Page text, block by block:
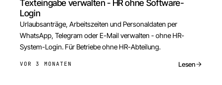
Texteingabe verwalten - HR ohne Software-
Login
Urlaubsanträge, Arbeitszeiten und Personaldaten per
WhatsApp, Telegram oder E-Mail verwalten - ohne HR-
System-Login. Für Betriebe ohne HR-Abteilung.
VOR 3 MONATEN Lesen